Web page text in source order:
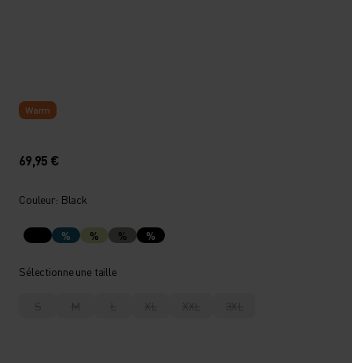
Warm
69,95 €
Couleur: Black
% % % %
Sélectionne une taille
S M L XL XXL 3XL